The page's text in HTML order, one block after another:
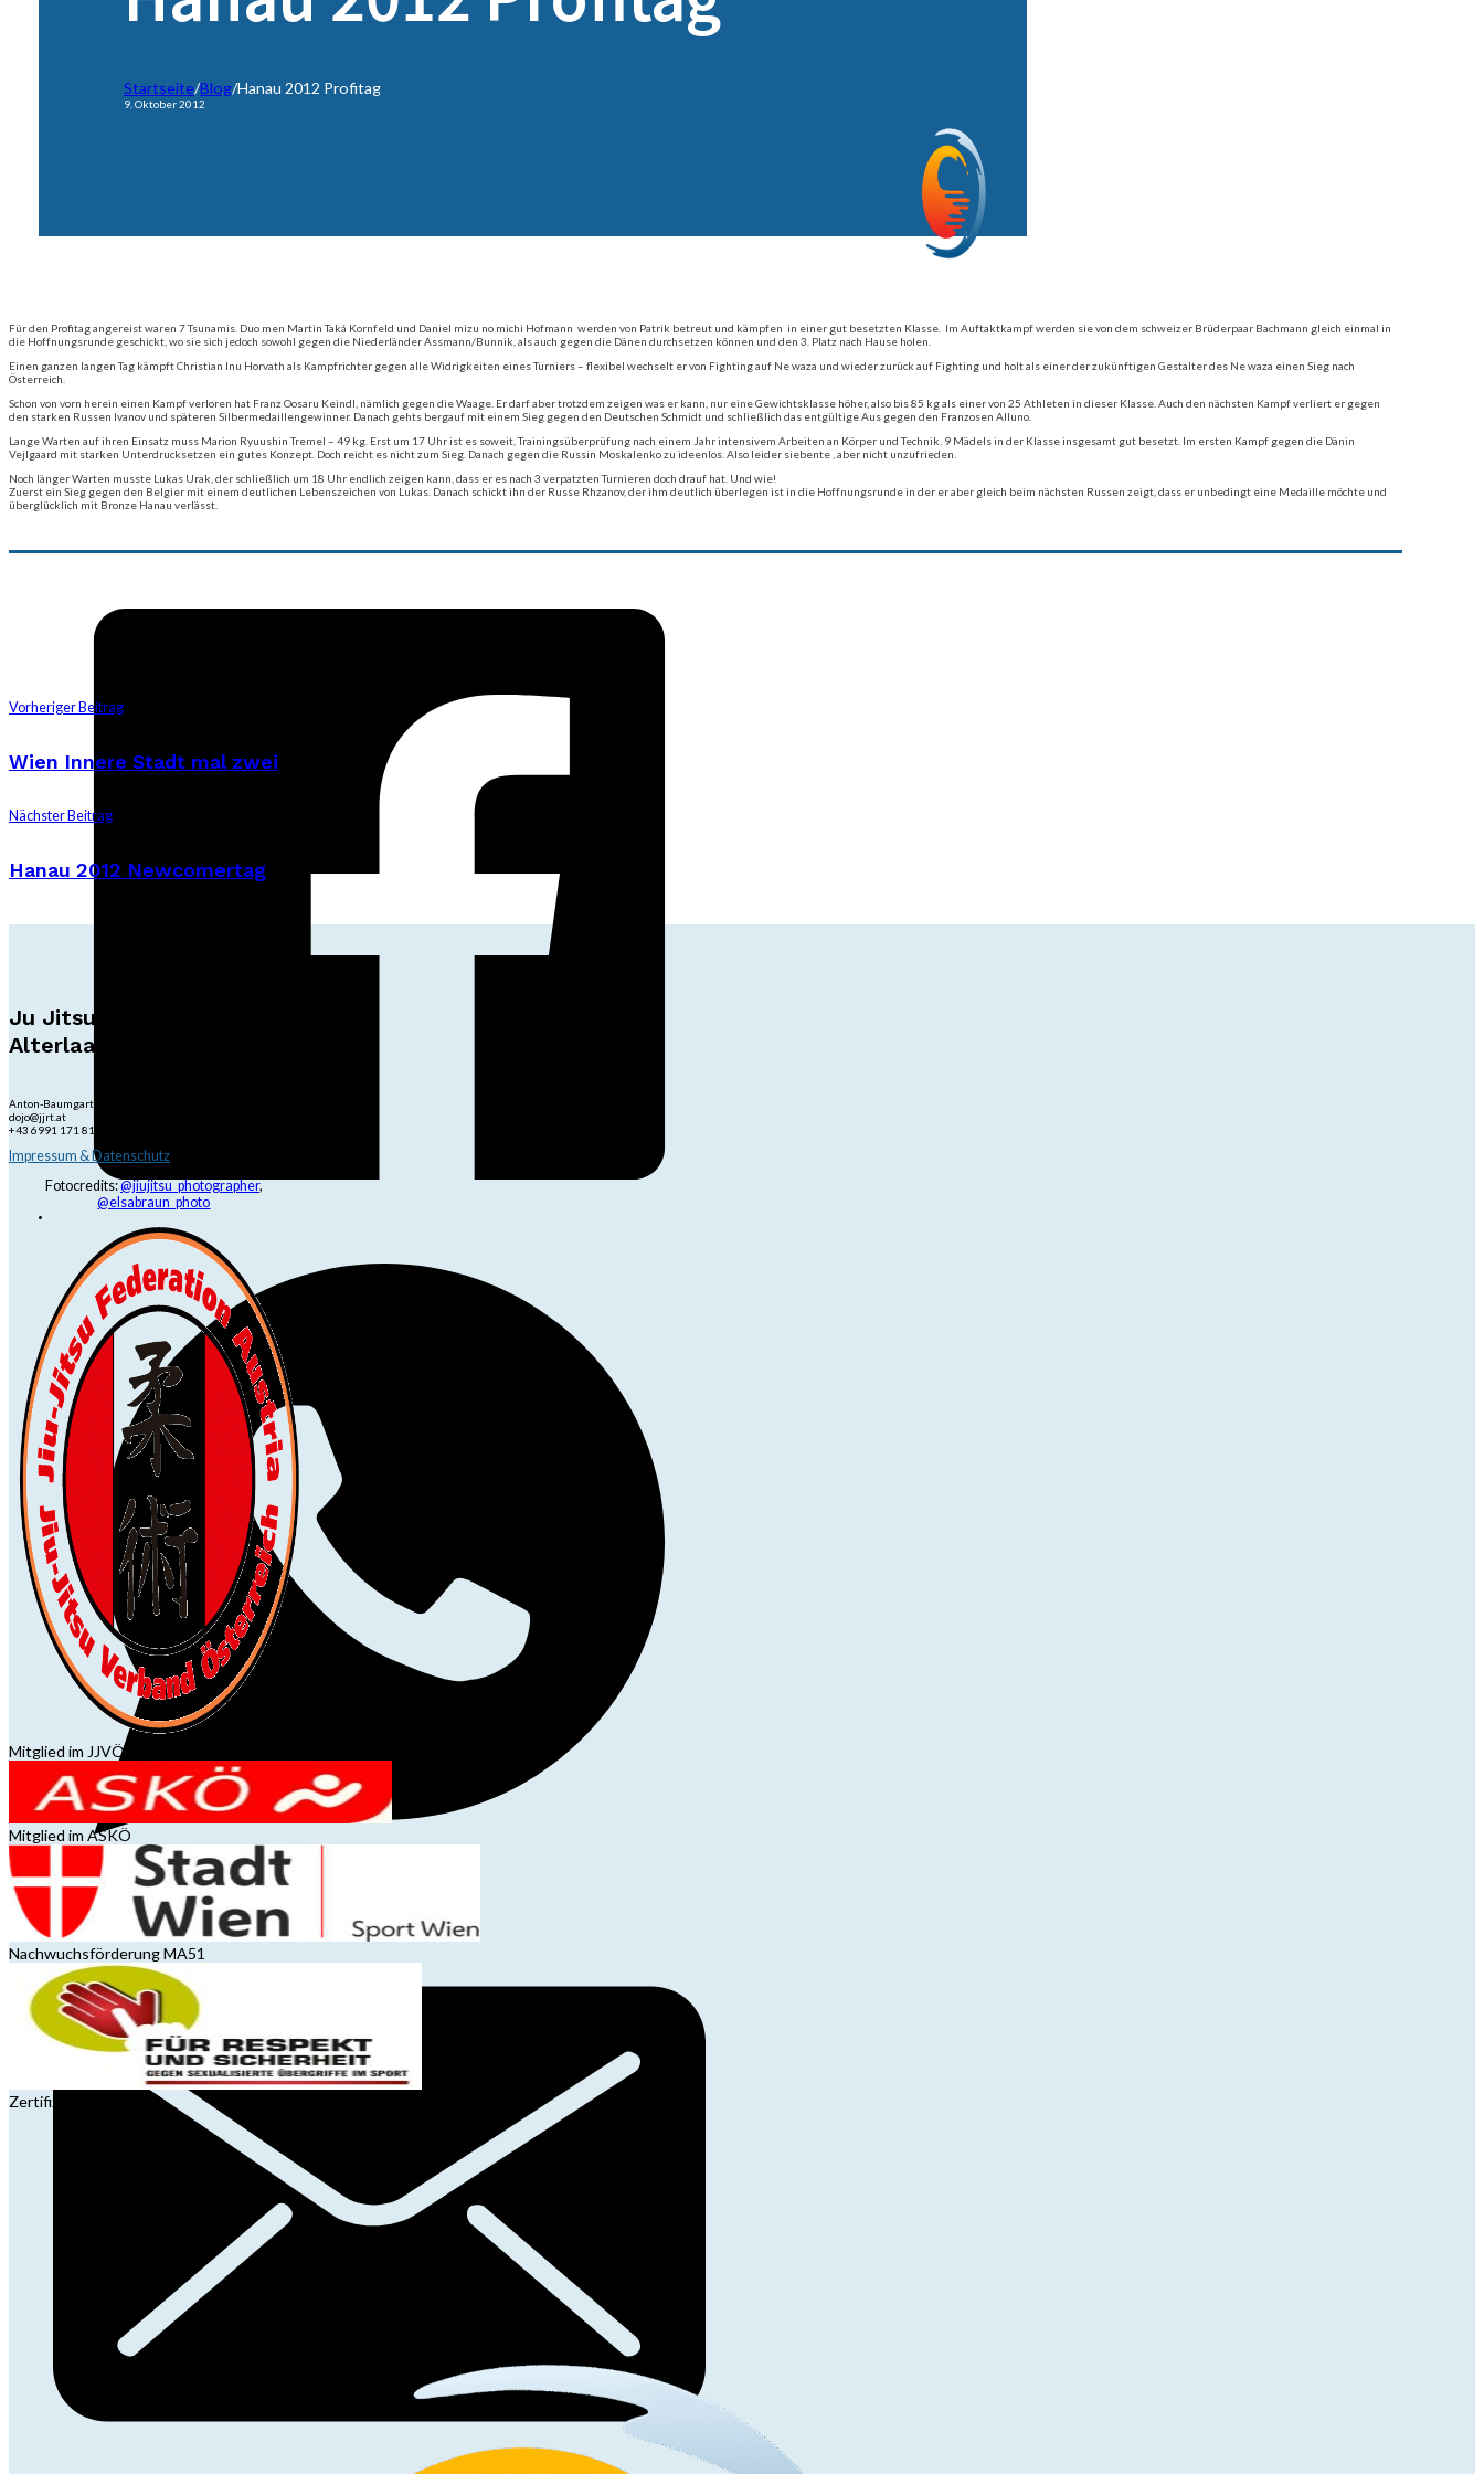
Startseite/Blog/Hanau 2012 Profitag
9. Oktober 2012
Für den Profitag angereist waren 7 Tsunamis. Duo men Martin Taká Kornfeld und Daniel mizu no michi Hofmann werden von Patrik betreut und kämpfen in einer gut besetzten Klasse. Im Auftaktkampf werden sie von dem schweizer Brüderpaar Bachmann gleich einmal in
die Hoffnungsrunde geschickt, wo sie sich jedoch sowohl gegen die Niederländer Assmann/Bunnik, als auch gegen die Dänen durchsetzen können und den 3. Platz nach Hause holen.
Einen ganzen langen Tag kämpft Christian Inu Horvath als Kampfrichter gegen alle Widrigkeiten eines Turniers – flexibel wechselt er von Fighting auf Ne waza und wieder zurück auf Fighting und holt als einer der zukünftigen Gestalter des Ne waza einen Sieg nach
Österreich.
Schon von vorn herein einen Kampf verloren hat Franz Oosaru Keindl, nämlich gegen die Waage. Er darf aber trotzdem zeigen was er kann, nur eine Gewichtsklasse höher, also bis 85 kg als einer von 25 Athleten in dieser Klasse. Auch den nächsten Kampf verliert er gegen
den starken Russen Ivanov und späteren Silbermedaillengewinner. Danach gehts bergauf mit einem Sieg gegen den Deutschen Schmidt und schließlich das entgültige Aus gegen den Franzosen Alluno.
Lange Warten auf ihren Einsatz muss Marion Ryuushin Tremel – 49 kg. Erst um 17 Uhr ist es soweit, Trainingsüberprüfung nach einem Jahr intensivem Arbeiten an Körper und Technik. 9 Mädels in der Klasse insgesamt gut besetzt. Im ersten Kampf gegen die Dänin
Vejlgaard mit starken Unterdrucksetzen ein gutes Konzept. Doch reicht es nicht zum Sieg. Danach gegen die Russin Moskalenko zu ideenlos. Also leider siebente , aber nicht unzufrieden.
Noch länger Warten musste Lukas Urak, der schließlich um 18 Uhr endlich zeigen kann, dass er es nach 3 verpatzten Turnieren doch drauf hat. Und wie!
Zuerst ein Sieg gegen den Belgier mit einem deutlichen Lebenszeichen von Lukas. Danach schickt ihn der Russe Rhzanov, der ihm deutlich überlegen ist in die Hoffnungsrunde in der er aber gleich beim nächsten Russen zeigt, dass er unbedingt eine Medaille möchte und
überglücklich mit Bronze Hanau verlässt.
Vorheriger Beitrag
Wien Innere Stadt mal zwei
Nächster Beitrag
Hanau 2012 Newcomertag
Ju Jitsu Ryu Tsunami
Alterlaa
Anton-Baumgartner-Str. 44/B8/01, 1230 Wien
dojo@jjrt.at
+43 6991 171 81 60
Impressum & Datenschutz
Fotocredits:@jiujitsu_photographer,
@elsabraun_photo
Mitglied im JJVÖ
Mitglied im ASKÖ
Nachwuchsförderung MA51
Zertifizierung